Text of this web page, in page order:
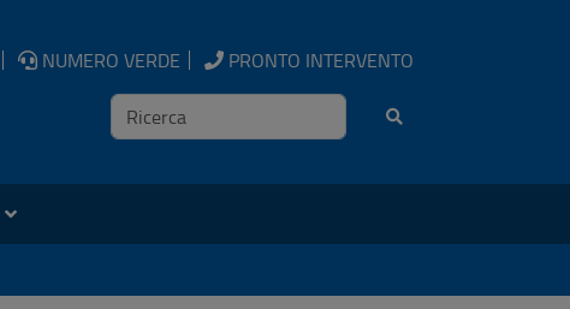
NUMERO VERDE
PRONTO INTERVENTO
Ricerca